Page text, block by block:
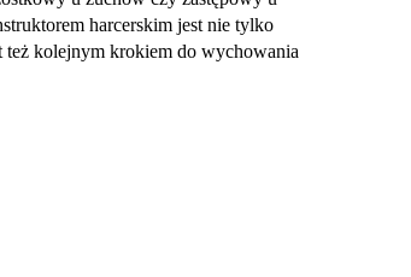
harcerskim jest nie tylko
kolejnym krokiem do wychowania